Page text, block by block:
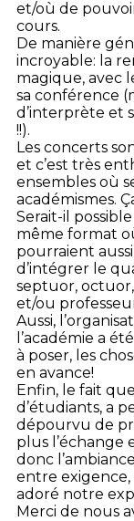
et/où de
cours.
De manière
incroyable: la
magique, avec
sa conférence
d’interprète et
!!).
Les concerts
et c’est très
ensembles où
académismes.
Serait-il
même format
pourraient
d’intégrer le
septuor,
et/ou
Aussi,
l’académie a
à poser, les
en avance!
Enfin, le fait
d’étudiants, a
dépourvu de
plus l’échange
donc
entre
adoré notre
Merci de nous